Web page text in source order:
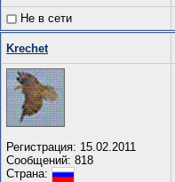
Не в сети
Krechet
Регистрация: 15.02.2011
Сообщений: 818
Страна: